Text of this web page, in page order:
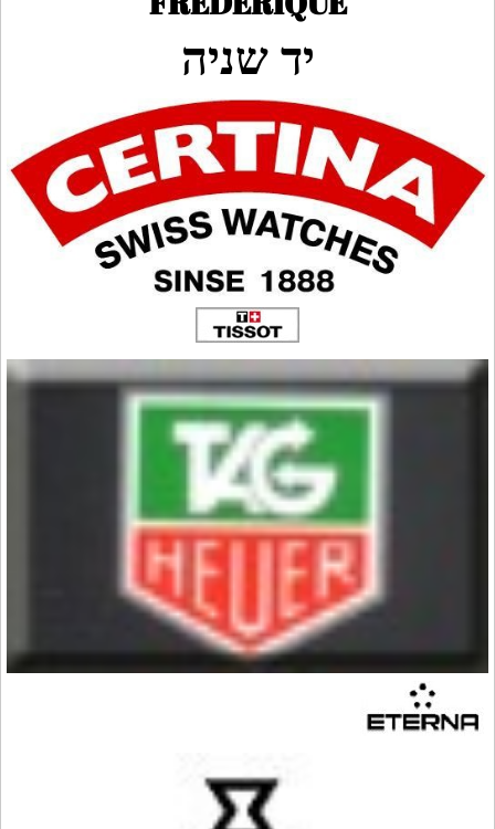
יד שניה